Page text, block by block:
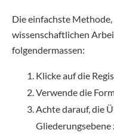
Die einfachste
wissenschaftlichen
folgendermassen:
Klicke auf die
Verwende die
Achte darauf, die
Gliederungsebene